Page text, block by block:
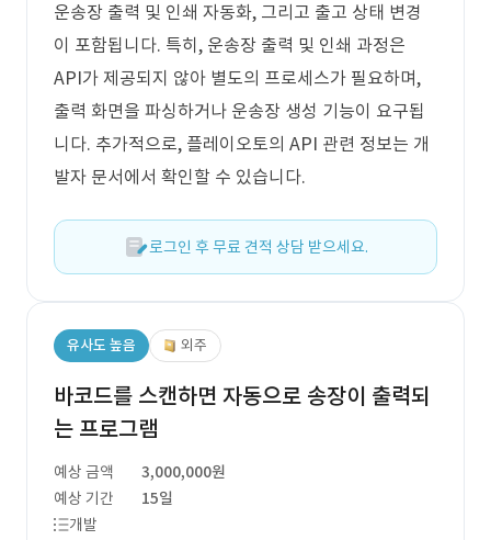
운송장 출력 및 인쇄 자동화, 그리고 출고 상태 변경
이 포함됩니다. 특히, 운송장 출력 및 인쇄 과정은
API가 제공되지 않아 별도의 프로세스가 필요하며,
출력 화면을 파싱하거나 운송장 생성 기능이 요구됩
니다. 추가적으로, 플레이오토의 API 관련 정보는 개
발자 문서에서 확인할 수 있습니다.
로그인 후 무료 견적 상담 받으세요.
유사도 높음 외주
바코드를 스캔하면 자동으로 송장이 출력되
는 프로그램
예상 금액
3,000,000원
예상 기간
15일
개발